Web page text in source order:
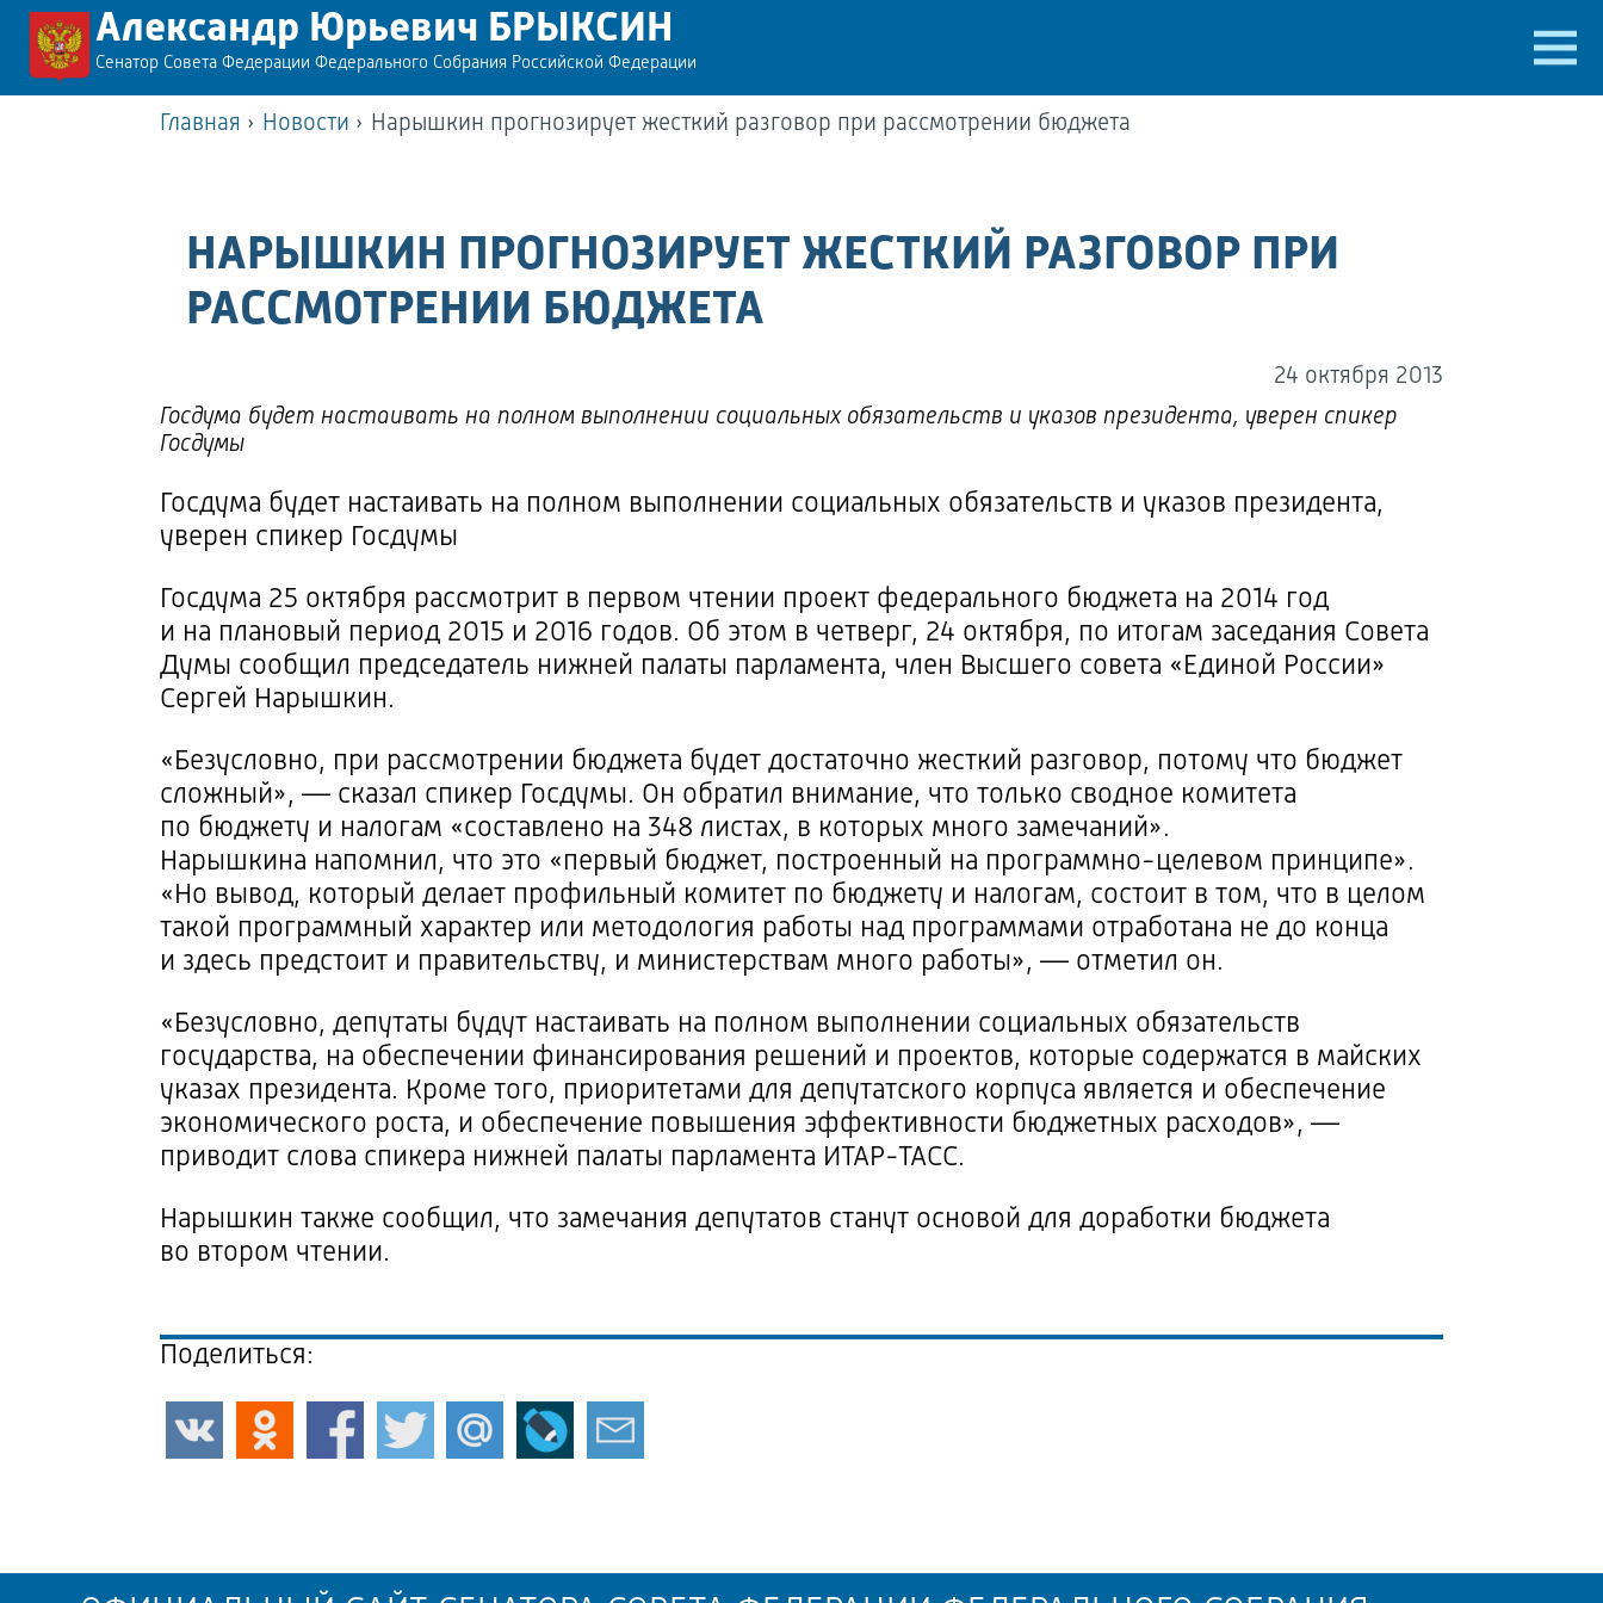
Александр Юрьевич БРЫКСИН
Сенатор Совета Федерации Федерального Собрания Российской Федерации
Главная › Новости › Нарышкин прогнозирует жесткий разговор при рассмотрении бюджета
НАРЫШКИН ПРОГНОЗИРУЕТ ЖЕСТКИЙ РАЗГОВОР ПРИ
РАССМОТРЕНИИ БЮДЖЕТА
24 октября 2013
Госдума будет настаивать на полном выполнении социальных обязательств и указов президента, уверен спикер
Госдумы
Госдума будет настаивать на полном выполнении социальных обязательств и указов президента,
уверен спикер Госдумы
Госдума 25 октября рассмотрит в первом чтении проект федерального бюджета на 2014 год
и на плановый период 2015 и 2016 годов. Об этом в четверг, 24 октября, по итогам заседания Совета
Думы сообщил председатель нижней палаты парламента, член Высшего совета «Единой России»
Сергей Нарышкин.
«Безусловно, при рассмотрении бюджета будет достаточно жесткий разговор, потому что бюджет
сложный», — сказал спикер Госдумы. Он обратил внимание, что только сводное комитета
по бюджету и налогам «составлено на 348 листах, в которых много замечаний».
Нарышкина напомнил, что это «первый бюджет, построенный на программно-целевом принципе».
«Но вывод, который делает профильный комитет по бюджету и налогам, состоит в том, что в целом
такой программный характер или методология работы над программами отработана не до конца
и здесь предстоит и правительству, и министерствам много работы», — отметил он.
«Безусловно, депутаты будут настаивать на полном выполнении социальных обязательств
государства, на обеспечении финансирования решений и проектов, которые содержатся в майских
указах президента. Кроме того, приоритетами для депутатского корпуса является и обеспечение
экономического роста, и обеспечение повышения эффективности бюджетных расходов», —
приводит слова спикера нижней палаты парламента ИТАР-ТАСС.
Нарышкин также сообщил, что замечания депутатов станут основой для доработки бюджета
во втором чтении.
Поделиться: